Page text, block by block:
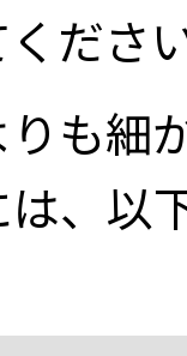
ださ
も細
、以